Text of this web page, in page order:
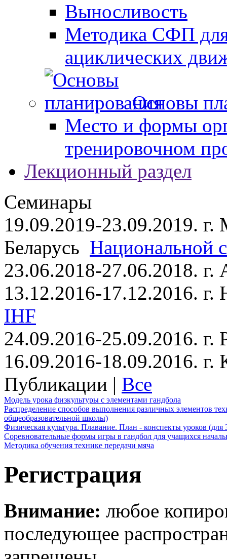
Выносливость
Методика СФП для
ациклических
Основы
Место и формы
тренировочном
Лекционный раздел
Семинары
19.09.2019-23.09.2019. г.
Беларусь Национальной
23.06.2018-27.06.2018.
13.12.2016-17.12.2016.
IHF
24.09.2016-25.09.2016. г.
16.09.2016-18.09.2016.
Публикации | Все
Модель урока физкультуры с элементами гандбола
Распределение способов выполнения различных элементов
общеобразовательной школы)
Физическая культура. Плавание. План - конспекты уроков (для
Соревновательные формы игры в гандбол для учащихся
Методика обучения технике передачи мяча
Регистрация
Внимание: любое
последующее